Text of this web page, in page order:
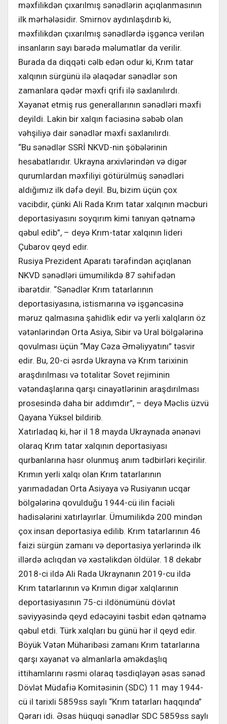
məxfilikdən çıxarılmış sənədlərin açıqlanmasının
ilk mərhələsidir. Smirnov aydınlaşdırıb ki,
məxfilikdən çıxarılmış sənədlərdə işgəncə verilən
insanların sayı barədə məlumatlar da verilir.
Burada da diqqəti cəlb edən odur ki, Krım tatar
xalqının sürgünü ilə əlaqədar sənədlər son
zamanlara qədər məxfi qrifi ilə saxlanılırdı.
Xəyanət etmiş rus generallarının sənədləri məxfi
deyildi. Lakin bir xalqın faciəsinə səbəb olan
vəhşiliyə dair sənədlər məxfi saxlanılırdı.
“Bu sənədlər SSRİ NKVD-nin şöbələrinin
hesabatlarıdır. Ukrayna arxivlərindən və digər
qurumlardan məxfiliyi götürülmüş sənədləri
aldığımız ilk dəfə deyil. Bu, bizim üçün çox
vacibdir, çünki Ali Rada Krım tatar xalqının məcburi
deportasiyasını soyqırım kimi tanıyan qətnamə
qəbul edib”, – deyə Krım-tatar xalqının lideri
Çubarov qeyd edir.
Rusiya Prezident Aparatı tərəfindən açıqlanan
NKVD sənədləri ümumilikdə 87 səhifədən
ibarətdir. “Sənədlər Krım tatarlarının
deportasiyasına, istismarına və işgəncəsinə
məruz qalmasına şahidlik edir və yerli xalqların öz
vətənlərindən Orta Asiya, Sibir və Ural bölgələrinə
qovulması üçün “May Cəza Əməliyyatını” təsvir
edir. Bu, 20-ci əsrdə Ukrayna və Krım tarixinin
araşdırılması və totalitar Sovet rejiminin
vətəndaşlarına qarşı cinayətlərinin araşdırılması
prosesində daha bir addımdır”, – deyə Məclis üzvü
Qayana Yüksel bildirib.
Xatırladaq ki, hər il 18 mayda Ukraynada ənənəvi
olaraq Krım tatar xalqının deportasiyası
qurbanlarına həsr olunmuş anım tədbirləri keçirilir.
Krımın yerli xalqı olan Krım tatarlarının
yarımadadan Orta Asiyaya və Rusiyanın ucqar
bölgələrinə qovulduğu 1944-cü ilin faciəli
hadisələrini xatırlayırlar. Ümumilikdə 200 mindən
çox insan deportasiya edilib. Krım tatarlarının 46
faizi sürgün zamanı və deportasiya yerlərində ilk
illərdə aclıqdan və xəstəlikdən öldülər. 18 dekabr
2018-ci ildə Ali Rada Ukraynanın 2019-cu ildə
Krım tatarlarının və Krımın digər xalqlarının
deportasiyasının 75-ci ildönümünü dövlət
səviyyəsində qeyd edəcəyini təsbit edən qətnamə
qəbul etdi. Türk xalqları bu günü hər il qeyd edir.
Böyük Vətən Müharibəsi zamanı Krım tatarlarına
qarşı xəyanət və almanlarla əməkdaşlıq
ittihamlarını rəsmi olaraq təsdiqləyən əsas sənəd
Dövlət Müdafiə Komitəsinin (SDC) 11 may 1944-
cü il tarixli 5859ss saylı “Krım tatarları haqqında”
Qərarı idi. Əsas hüquqi sənədlər SDC 5859ss saylı